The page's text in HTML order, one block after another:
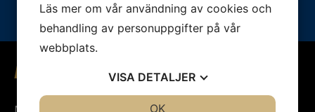
0470-700880
Adress
Läs mer om vår användning av cookies och
behandling av personuppgifter på vår
webbplats.
VISA DETALJER
OK